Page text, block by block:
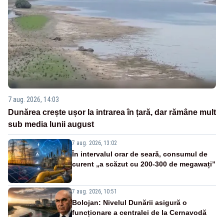
7 aug. 2026, 14:03
Dunărea crește ușor la intrarea în țară, dar rămâne mult
sub media lunii august
7 aug. 2026, 13:02
În intervalul orar de seară, consumul de
curent „a scăzut cu 200-300 de megawați”
7 aug. 2026, 10:51
Bolojan: Nivelul Dunării asigură o
funcționare a centralei de la Cernavodă